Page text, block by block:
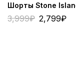
Шорты Stone
3,999₽ 2,799₽